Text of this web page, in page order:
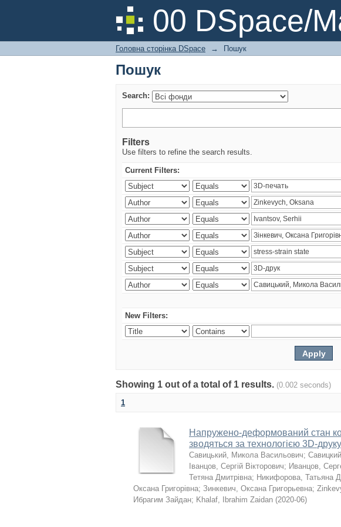
00 DSpace/
Пошук
Головна сторінка DSpace → Пошук
Пошук
Search:
Filters
Use filters to refine the search results.
Current Filters:
New Filters:
Showing 1 out of a total of 1 results. (0.002 seconds)
1
Напружено-деформований стан
зводяться за технологією 3D-друку
Савицький, Микола Васильович;
Іванцов, Сергій Вікторович; Иванцов,
Тетяна Дмитрівна; Никифорова, Татьяна
Оксана Григорівна; Зинкевич, Оксана Григорьевна;
Ибрагим Зайдан; Khalaf, Ibrahim Zaidan (2020-06)